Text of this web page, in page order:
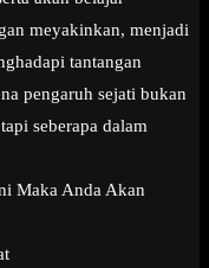
meyakinkan, menjadi
tantangan
pengaruh sejati bukan
seberapa dalam
Maka Anda Akan